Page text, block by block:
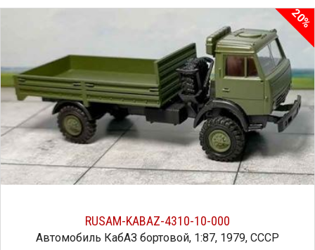
RUSAM-KABAZ-4310-10-000
Автомобиль КабАЗ бортовой, 1:87, 1979, СССР
20%